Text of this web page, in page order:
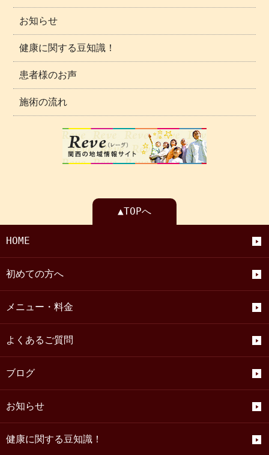
お知らせ
健康に関する豆知識！
患者様のお声
施術の流れ
▲TOPへ
HOME
初めての方へ
メニュー・料金
よくあるご質問
ブログ
お知らせ
健康に関する豆知識！